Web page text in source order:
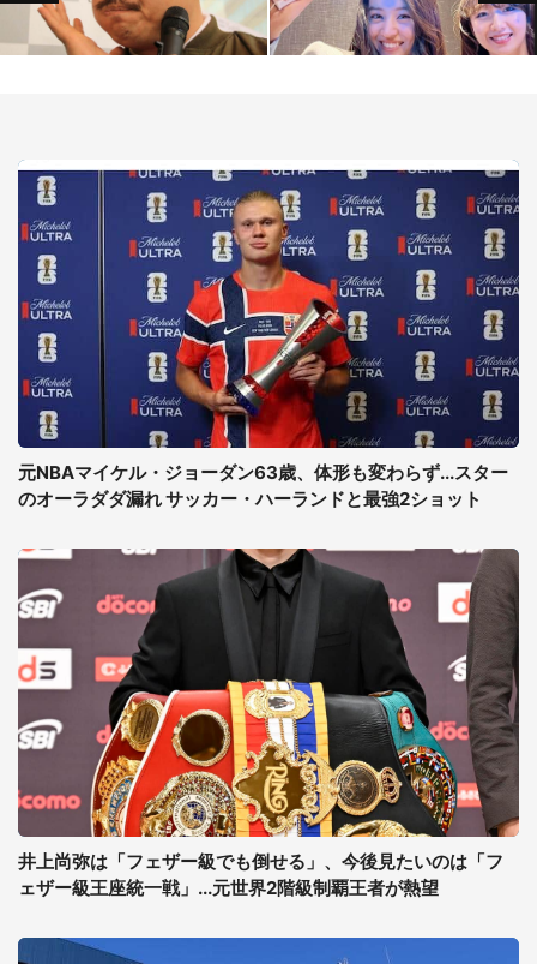
元NBAマイケル・ジョーダン63歳、体形も変わらず...スター
のオーラダダ漏れ サッカー・ハーランドと最強2ショット
井上尚弥は「フェザー級でも倒せる」、今後見たいのは「フ
ェザー級王座統一戦」...元世界2階級制覇王者が熱望